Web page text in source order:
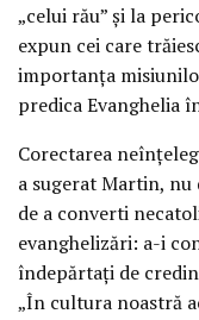
„celui rău” şi la
expun cei care
importanţa
predica Evanghelia
Corectarea
a sugerat Martin,
de a converti
evanghelizări: a-i
îndepărtaţi de
„În cultura noastră